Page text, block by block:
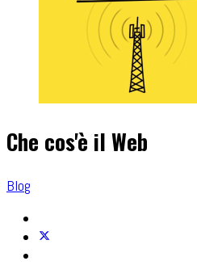
Che cos'è il Web
Blog